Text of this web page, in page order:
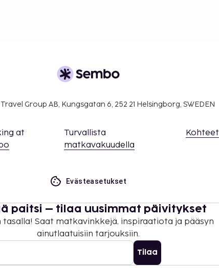
Group AB, Kungsgatan 6, 252 21 Helsingborg, SWEDEN
at
Turvallista
matkavakuudella
Kohteet
Evästeasetukset
paitsi – tilaa uusimmat päivitykset
tasalla! Saat matkavinkkejä, inspiraatiota ja pääsyn
ainutlaatuisiin tarjouksiin.
Tilaa